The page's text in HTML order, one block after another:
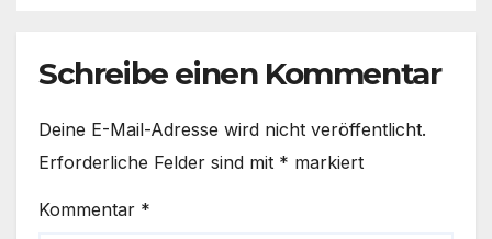
Schreibe einen Kommentar
Deine E-Mail-Adresse wird nicht veröffentlicht.
Erforderliche Felder sind mit * markiert
Kommentar *